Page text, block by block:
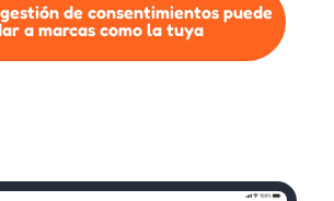
de consentimientos puede
a marcas como la tuya